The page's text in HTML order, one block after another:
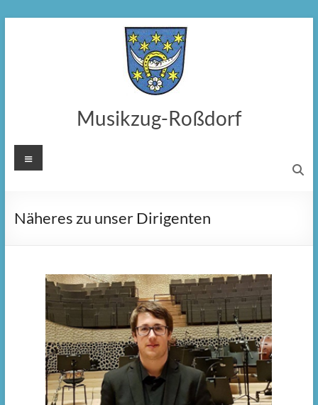
Musikzug-Roßdorf
Menü
Näheres zu unser Dirigenten